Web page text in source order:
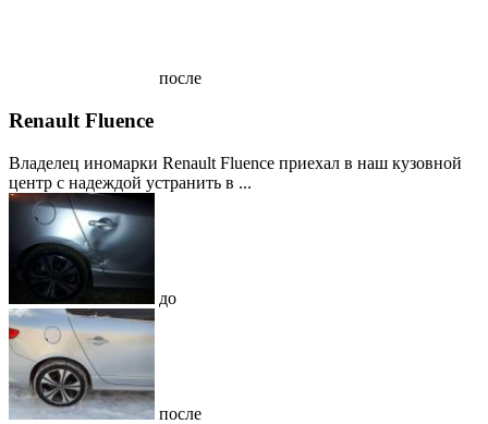
после
Renault Fluence
Владелец иномарки Renault Fluence приехал в наш кузовной
центр с надеждой устранить в ...
до
после